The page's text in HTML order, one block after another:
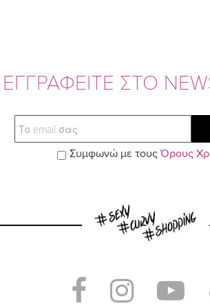
ΕΓΓΡΑΦΕΙΤΕ ΣΤΟ
Email
Συμφωνώ με τους Όρους
VisitVisit